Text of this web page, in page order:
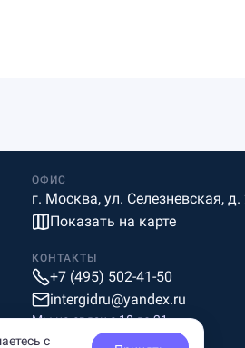
ОФИС
г. Москва, ул. Селезневская, д.
Показать на карте
КОНТАКТЫ
+7 (495) 502-41-50
intergidru@yandex.ru
Мы на связи c 10 до 21
с